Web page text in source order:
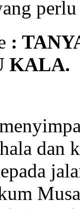
:
KALA.
dan